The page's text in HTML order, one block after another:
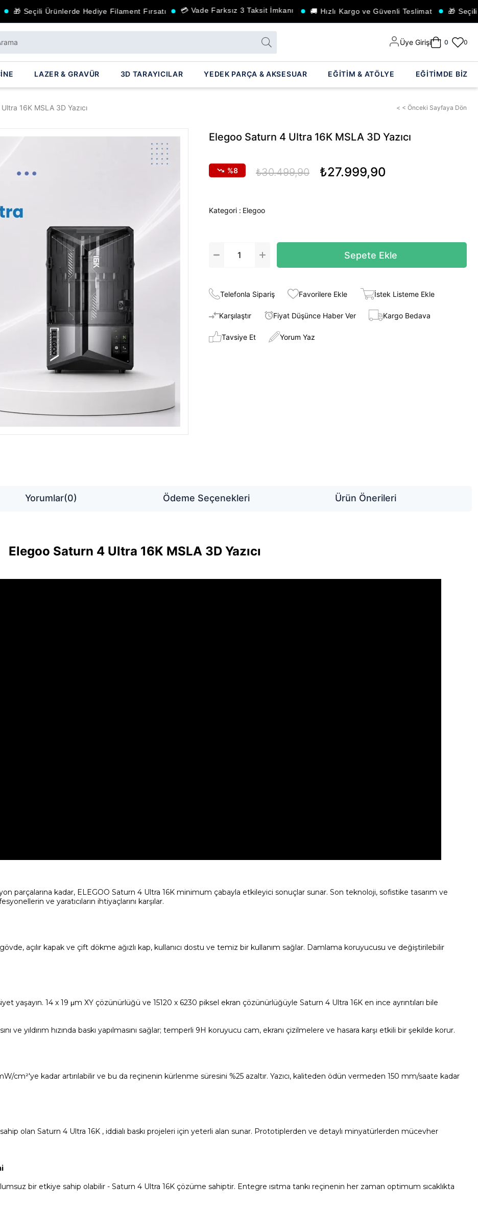
Seçili Ürünlerde Hediye Filament Fırsatı 💳 Vade Farksız 3 Taksit İmkanı 🚚 Hızlı Kargo ve Güvenli Teslimat 🎁 Seçili
Üye Girişi 0 0
LAZER & GRAVÜR 3D TARAYICILAR YEDEK PARÇA & AKSESUAR EĞİTİM & ATÖLYE EĞİTİMDE BİZ
16K MSLA 3D Yazıcı < < Önceki Sayfaya Dön
Elegoo Saturn 4 Ultra 16K MSLA 3D Yazıcı
8 ₺30.499,90 ₺27.999,90
Kategori : Elegoo
Telefonla Sipariş Favorilere Ekle İstek Listeme Ekle
Karşılaştır Fiyat Düşünce Haber Ver Kargo Bedava
Tavsiye Et Yorum Yaz
Yorumlar(0) Ödeme Seçenekleri Ürün Önerileri
Elegoo Saturn 4 Ultra 16K MSLA 3D Yazıcı
parçalarına kadar, ELEGOO Saturn 4 Ultra 16K minimum çabayla etkileyici sonuçlar sunar. Son teknoloji, sofistike tasarım ve
ve yaratıcıların ihtiyaçlarını karşılar.
açılır kapak ve çift dökme ağızlı kap, kullanıcı dostu ve temiz bir kullanım sağlar. Damlama koruyucusu ve değiştirilebilir
yaşayın. 14 x 19 μm XY çözünürlüğü ve 15120 x 6230 piksel ekran çözünürlüğüyle Saturn 4 Ultra 16K en ince ayrıntıları bile
ve yıldırım hızında baskı yapılmasını sağlar; temperli 9H koruyucu cam, ekranı çizilmelere ve hasara karşı etkili bir şekilde korur.
cm²'ye kadar artırılabilir ve bu da reçinenin kürlenme süresini %25 azaltır. Yazıcı, kaliteden ödün vermeden 150 mm/saate kadar
olan Saturn 4 Ultra 16K , iddialı baskı projeleri için yeterli alan sunar. Prototiplerden ve detaylı minyatürlerden mücevher
bir etkiye sahip olabilir - Saturn 4 Ultra 16K çözüme sahiptir. Entegre ısıtma tankı reçinenin her zaman optimum sıcaklıkta